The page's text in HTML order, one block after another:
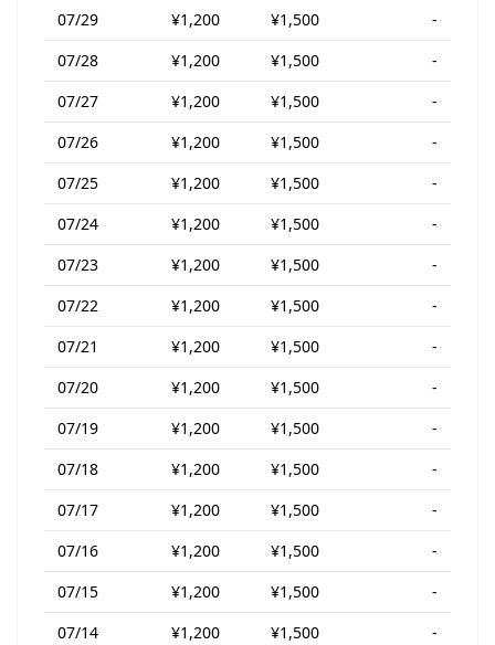
07/29 ¥1,200 ¥1,500
-
07/28
¥1,200 ¥1,500
-
07/27
¥1,200 ¥1,500
-
07/26
¥1,200 ¥1,500
-
07/25
¥1,200 ¥1,500
-
07/24
¥1,200 ¥1,500
-
07/23
¥1,200 ¥1,500
-
07/22
¥1,200 ¥1,500
-
07/21
¥1,200 ¥1,500
-
07/20
¥1,200 ¥1,500
-
07/19
¥1,200 ¥1,500
-
07/18
¥1,200 ¥1,500
-
07/17
¥1,200 ¥1,500
-
07/16
¥1,200 ¥1,500
-
07/15
¥1,200 ¥1,500
-
07/14
¥1,200 ¥1,500
-